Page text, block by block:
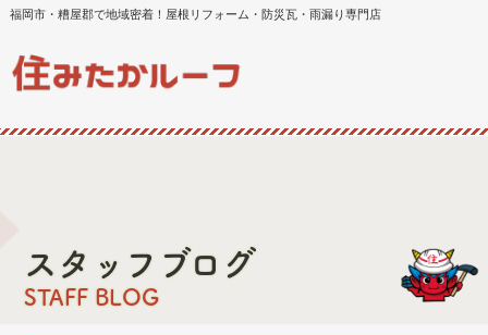
福岡市・糟屋郡で地域密着！屋根リフォーム・防災瓦・雨漏り専門店
スタッフブログ
STAFF BLOG